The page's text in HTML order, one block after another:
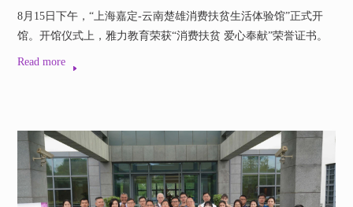
8月15日下午，“上海嘉定-云南楚雄消费扶贫生活体验馆”正式开
馆。开馆仪式上，雅力教育荣获“消费扶贫 爱心奉献”荣誉证书。
Read more